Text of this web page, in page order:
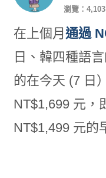
瀏覽：
在上個月 通過
日、韓四種語
的在今天 (7 日
NT$1,699 元，
NT$1,499 元的